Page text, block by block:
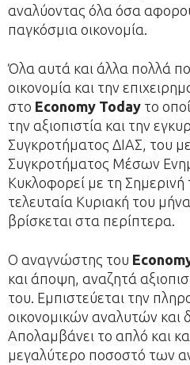
αναλύοντας όλα όσα
παγκόσμια οικονομία.
Όλα αυτά και άλλα πολλά
οικονομία και την
στο Economy Today το
την αξιοπιστία και την
Συγκροτήματος ΔΙΑΣ, του
Συγκροτήματος Μέσων
Κυκλοφορεί με τη Σημερινή
τελευταία Κυριακή του
βρίσκεται στα περίπτερα.
Ο αναγνώστης του
και άποψη, αναζητά
του. Εμπιστεύεται την
οικονομικών αναλυτών
Απολαμβάνει το απλό και
μεγαλύτερο ποσοστό των